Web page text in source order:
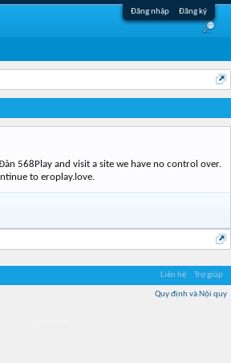
Đăng nhập Đăng ký
568Play and visit a site we have no control over.
to eroplay.love.
Liên hệ Trợ giúp
Quy định và Nội quy